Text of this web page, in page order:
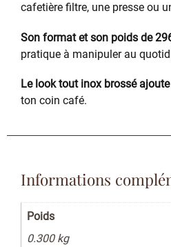
cafetière filtre, une presse ou
Son format et son poids de
pratique à manipuler au
Le look tout inox brossé
ton coin café.
Informations
Poids
0.300 kg